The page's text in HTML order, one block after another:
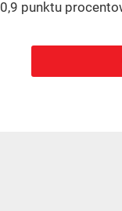
0,9 punktu